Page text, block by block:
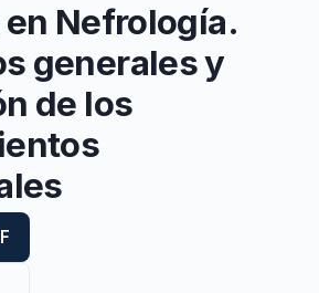
Nefrología.
generales y
de los